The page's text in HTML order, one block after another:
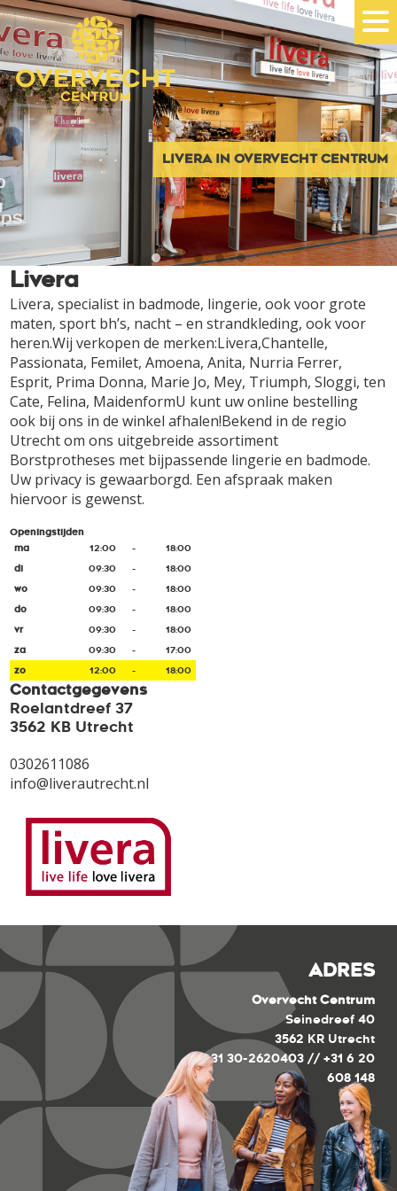
LIVERA IN OVERVECHT CENTRUM
Livera
Livera, specialist in badmode, lingerie, ook voor grote
maten, sport bh’s, nacht – en strandkleding, ook voor
heren.Wij verkopen de merken:Livera,Chantelle,
Passionata, Femilet, Amoena, Anita, Nurria Ferrer,
Esprit, Prima Donna, Marie Jo, Mey, Triumph, Sloggi, ten
Cate, Felina, MaidenformU kunt uw online bestelling
ook bij ons in de winkel afhalen!Bekend in de regio
Utrecht om ons uitgebreide assortiment
Borstprotheses met bijpassende lingerie en badmode.
Uw privacy is gewaarborgd. Een afspraak maken
hiervoor is gewenst.
Openingstijden
ma
12:00 -
18:00
di
09:30 -
18:00
wo
09:30 -
18:00
do
09:30 -
18:00
vr
09:30 -
18:00
za
09:30 -
17:00
zo
12:00 - 18:00
Contactgegevens
Roelantdreef 37
3562 KB Utrecht
0302611086
info@liverautrecht.nl
ADRES
Overvecht Centrum
Seinedreef 40
3562 KR Utrecht
+31 30-2620403 // +31 6 20
608 148